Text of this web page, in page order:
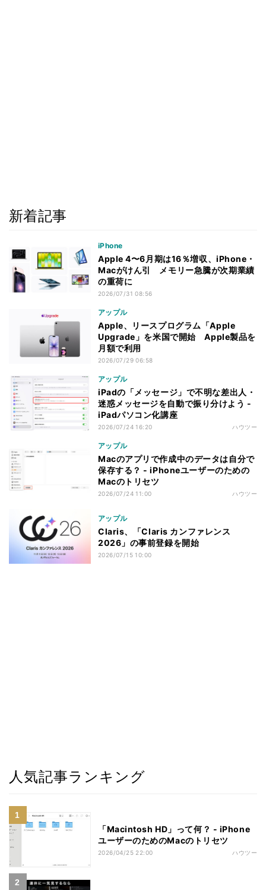
新着記事
iPhone
Apple 4〜6月期は16％増収、iPhone・
Macがけん引 メモリー急騰が次期業績
の重荷に
2026/07/31 08:56
アップル
Apple、リースプログラム「Apple
Upgrade」を米国で開始 Apple製品を
月額で利用
2026/07/29 06:58
アップル
iPadの「メッセージ」で不明な差出人・
迷惑メッセージを自動で振り分けよう -
iPadパソコン化講座
2026/07/24 16:20 ハウツー
アップル
Macのアプリで作成中のデータは自分で
保存する？ - iPhoneユーザーのための
Macのトリセツ
2026/07/24 11:00 ハウツー
アップル
Claris、「Claris カンファレンス
2026」の事前登録を開始
2026/07/15 10:00
人気記事ランキング
「Macintosh HD」って何？ - iPhone
ユーザーのためのMacのトリセツ
2026/04/25 22:00 ハウツー